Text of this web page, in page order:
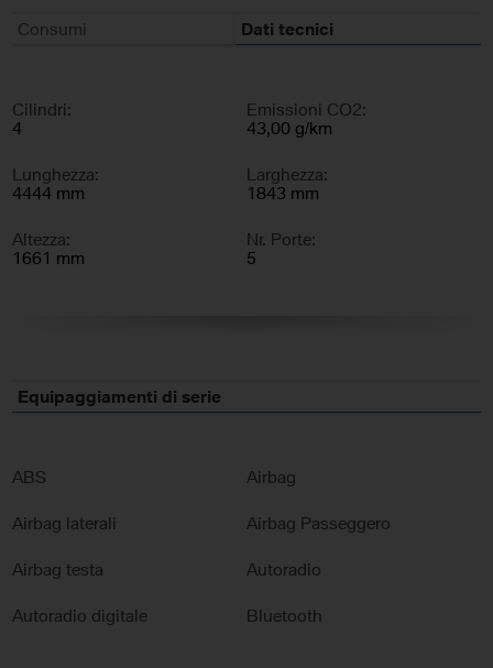
Consumi Dati tecnici
Cilindri:
4
Emissioni CO2:
43,00 g/km
Lunghezza:
4444 mm
Larghezza:
1843 mm
Altezza:
1661 mm
Nr. Porte:
5
Equipaggiamenti di serie
ABS Airbag
Airbag laterali Airbag Passeggero
Airbag testa Autoradio
Autoradio digitale Bluetooth